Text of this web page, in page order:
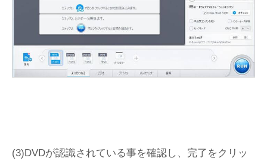
(3)DVDが認識されている事を確認し、完了をクリッ